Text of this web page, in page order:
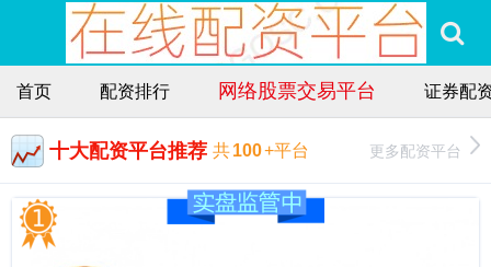
首页 配资排行 网络股票交易平台 证券配
十大配资平台推荐 共100+平台 更多配资平台